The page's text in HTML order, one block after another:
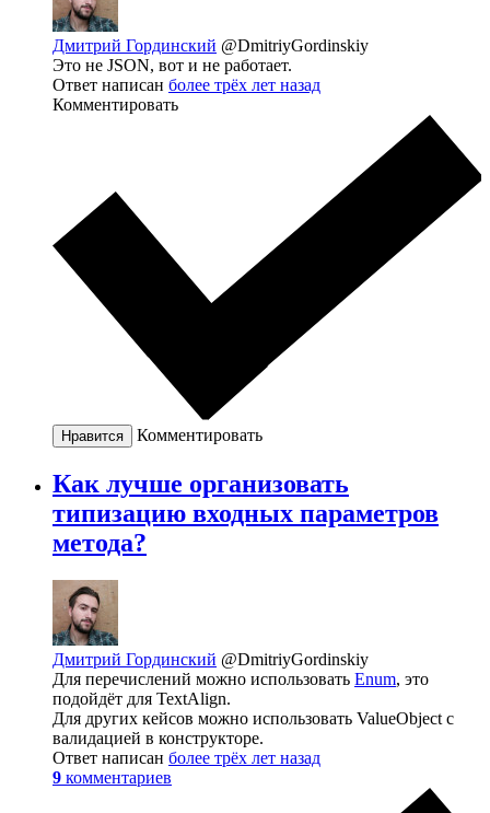
Дмитрий Гординский @DmitriyGordinskiy
Это не JSON, вот и не работает.
Ответ написан более трёх лет назад
Комментировать
Нравится Комментировать
Как лучше организовать
типизацию входных параметров
метода?
Дмитрий Гординский @DmitriyGordinskiy
Для перечислений можно использовать Enum, это
подойдёт для TextAlign.
Для других кейсов можно использовать ValueObject с
валидацией в конструкторе.
Ответ написан более трёх лет назад
9 комментариев